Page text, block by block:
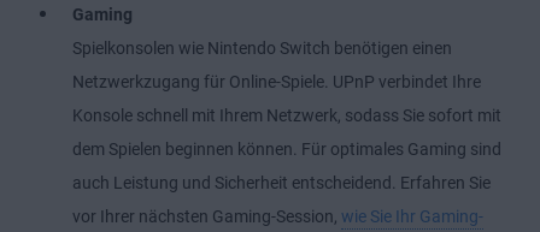
Gaming
Spielkonsolen wie Nintendo Switch benötigen einen
Netzwerkzugang für Online-Spiele. UPnP verbindet Ihre
Konsole schnell mit Ihrem Netzwerk, sodass Sie sofort mit
dem Spielen beginnen können. Für optimales Gaming sind
auch Leistung und Sicherheit entscheidend. Erfahren Sie
vor Ihrer nächsten Gaming-Session, wie Sie Ihr Gaming-